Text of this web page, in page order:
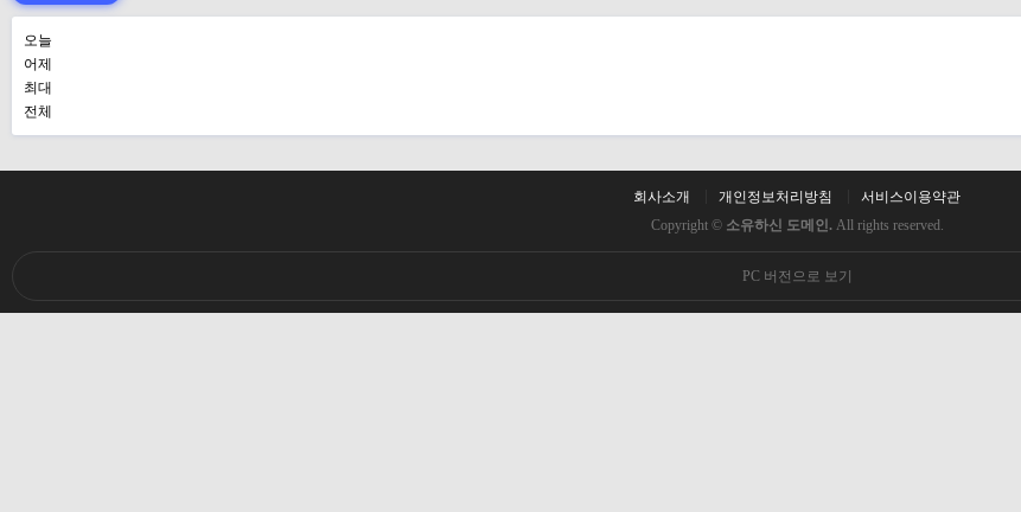
오늘
어제
최대
전체
회사소개 개인정보처리방침
서비스이용약관
Copyright © 소유하신 도메인. All rights reserved.
PC 버전으로 보기